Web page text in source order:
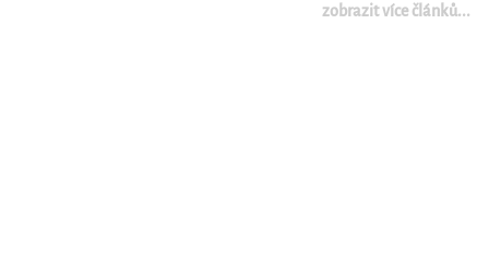
zobrazit více článků...